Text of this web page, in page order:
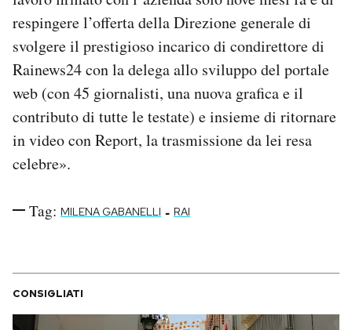
respingere l’offerta della Direzione generale di
svolgere il prestigioso incarico di condirettore di
Rainews24 con la delega allo sviluppo del portale
web (con 45 giornalisti, una nuova grafica e il
contributo di tutte le testate) e insieme di ritornare
in video con Report, la trasmissione da lei resa
celebre».
Tag: MILENA GABANELLI - RAI
CONSIGLIATI